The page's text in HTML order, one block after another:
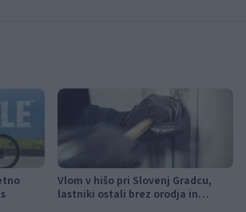
Vlom v hišo pri Slovenj Gradcu,
lastniki ostali brez orodja in